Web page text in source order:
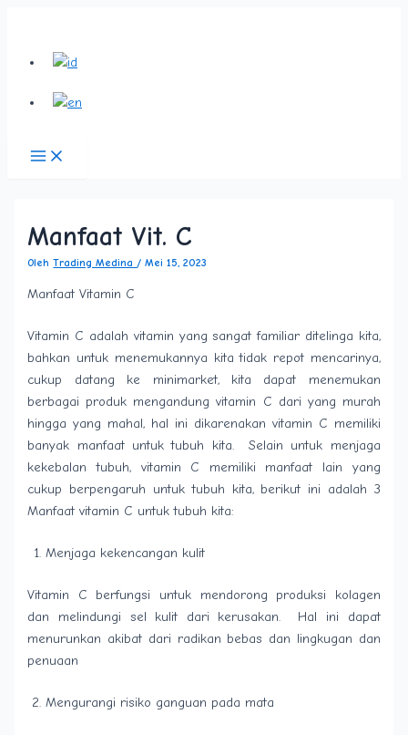
Manfaat Vit. C
OlehTrading Medina /Mei 15, 2023
Manfaat Vitamin C
Vitamin C adalah vitamin yang sangat familiar ditelinga kita,
bahkan untuk menemukannya kita tidak repot mencarinya,
cukup datang ke minimarket, kita dapat menemukan
berbagai produk mengandung vitamin C dari yang murah
hingga yang mahal, hal ini dikarenakan vitamin C memiliki
banyak manfaat untuk tubuh kita. Selain untuk menjaga
kekebalan tubuh, vitamin C memiliki manfaat lain yang
cukup berpengaruh untuk tubuh kita, berikut ini adalah 3
Manfaat vitamin C untuk tubuh kita:
Menjaga kekencangan kulit
Vitamin C berfungsi untuk mendorong produksi kolagen
dan melindungi sel kulit dari kerusakan. Hal ini dapat
menurunkan akibat dari radikan bebas dan lingkugan dan
penuaan
Mengurangi risiko ganguan pada mata